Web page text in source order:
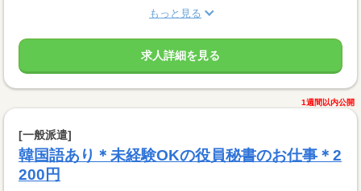
もっと見る
求人詳細を見る
1週間以内公開
[一般派遣]
韓国語あり＊未経験OKの役員秘書のお仕事＊2
200円